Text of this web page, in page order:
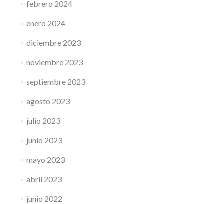
febrero 2024
enero 2024
diciembre 2023
noviembre 2023
septiembre 2023
agosto 2023
julio 2023
junio 2023
mayo 2023
abril 2023
junio 2022